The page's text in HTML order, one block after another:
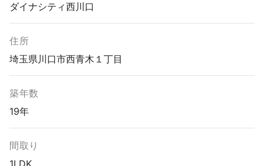
ダイナシティ西川口
住所
埼玉県川口市西青木１丁目
築年数
19年
間取り
1LDK